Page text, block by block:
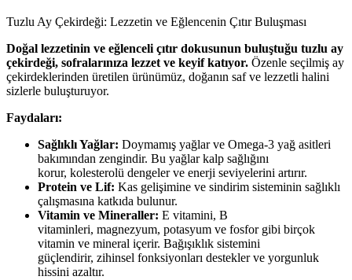
Tuzlu Ay Çekirdeği: Lezzetin ve Eğlencenin Çıtır Buluşması
Doğal lezzetinin ve eğlenceli çıtır dokusunun buluştuğu tuzlu ay
çekirdeği, sofralarınıza lezzet ve keyif katıyor. Özenle seçilmiş ay
çekirdeklerinden üretilen ürünümüz, doğanın saf ve lezzetli halini
sizlerle buluşturuyor.
Faydaları:
Sağlıklı Yağlar: Doymamış yağlar ve Omega-3 yağ asitleri
bakımından zengindir. Bu yağlar kalp sağlığını
korur, kolesterolü dengeler ve enerji seviyelerini artırır.
Protein ve Lif: Kas gelişimine ve sindirim sisteminin sağlıklı
çalışmasına katkıda bulunur.
Vitamin ve Mineraller: E vitamini, B
vitaminleri, magnezyum, potasyum ve fosfor gibi birçok
vitamin ve mineral içerir. Bağışıklık sistemini
güçlendirir, zihinsel fonksiyonları destekler ve yorgunluk
hissini azaltır.